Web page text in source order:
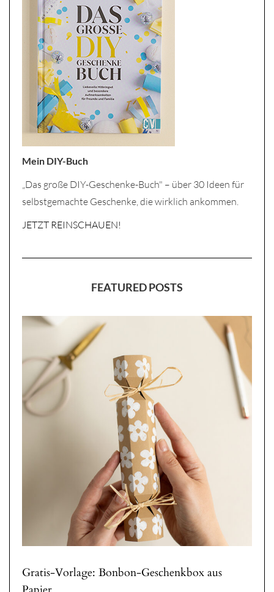
Mein DIY-Buch
„Das große DIY-Geschenke-Buch" – über 30 Ideen für
selbstgemachte Geschenke, die wirklich ankommen.
JETZT REINSCHAUEN!
FEATURED POSTS
Gratis-Vorlage: Bonbon-Geschenkbox aus